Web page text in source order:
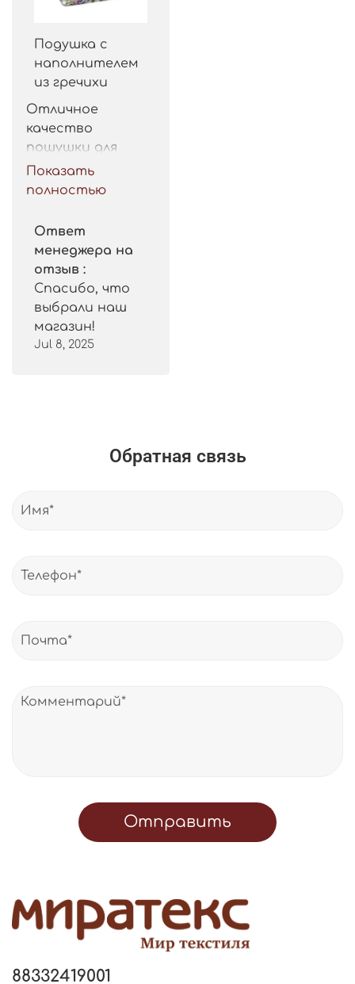
Подушка с
наполнителем
из гречихи
Отличное
качество
пошушки для
такой цены.
Рекомендую.
Показать
полностью
Ответ
менеджера на
отзыв :
Спасибо, что
выбрали наш
магазин!
Jul 8, 2025
Обратная связь
Отправить
88332419001